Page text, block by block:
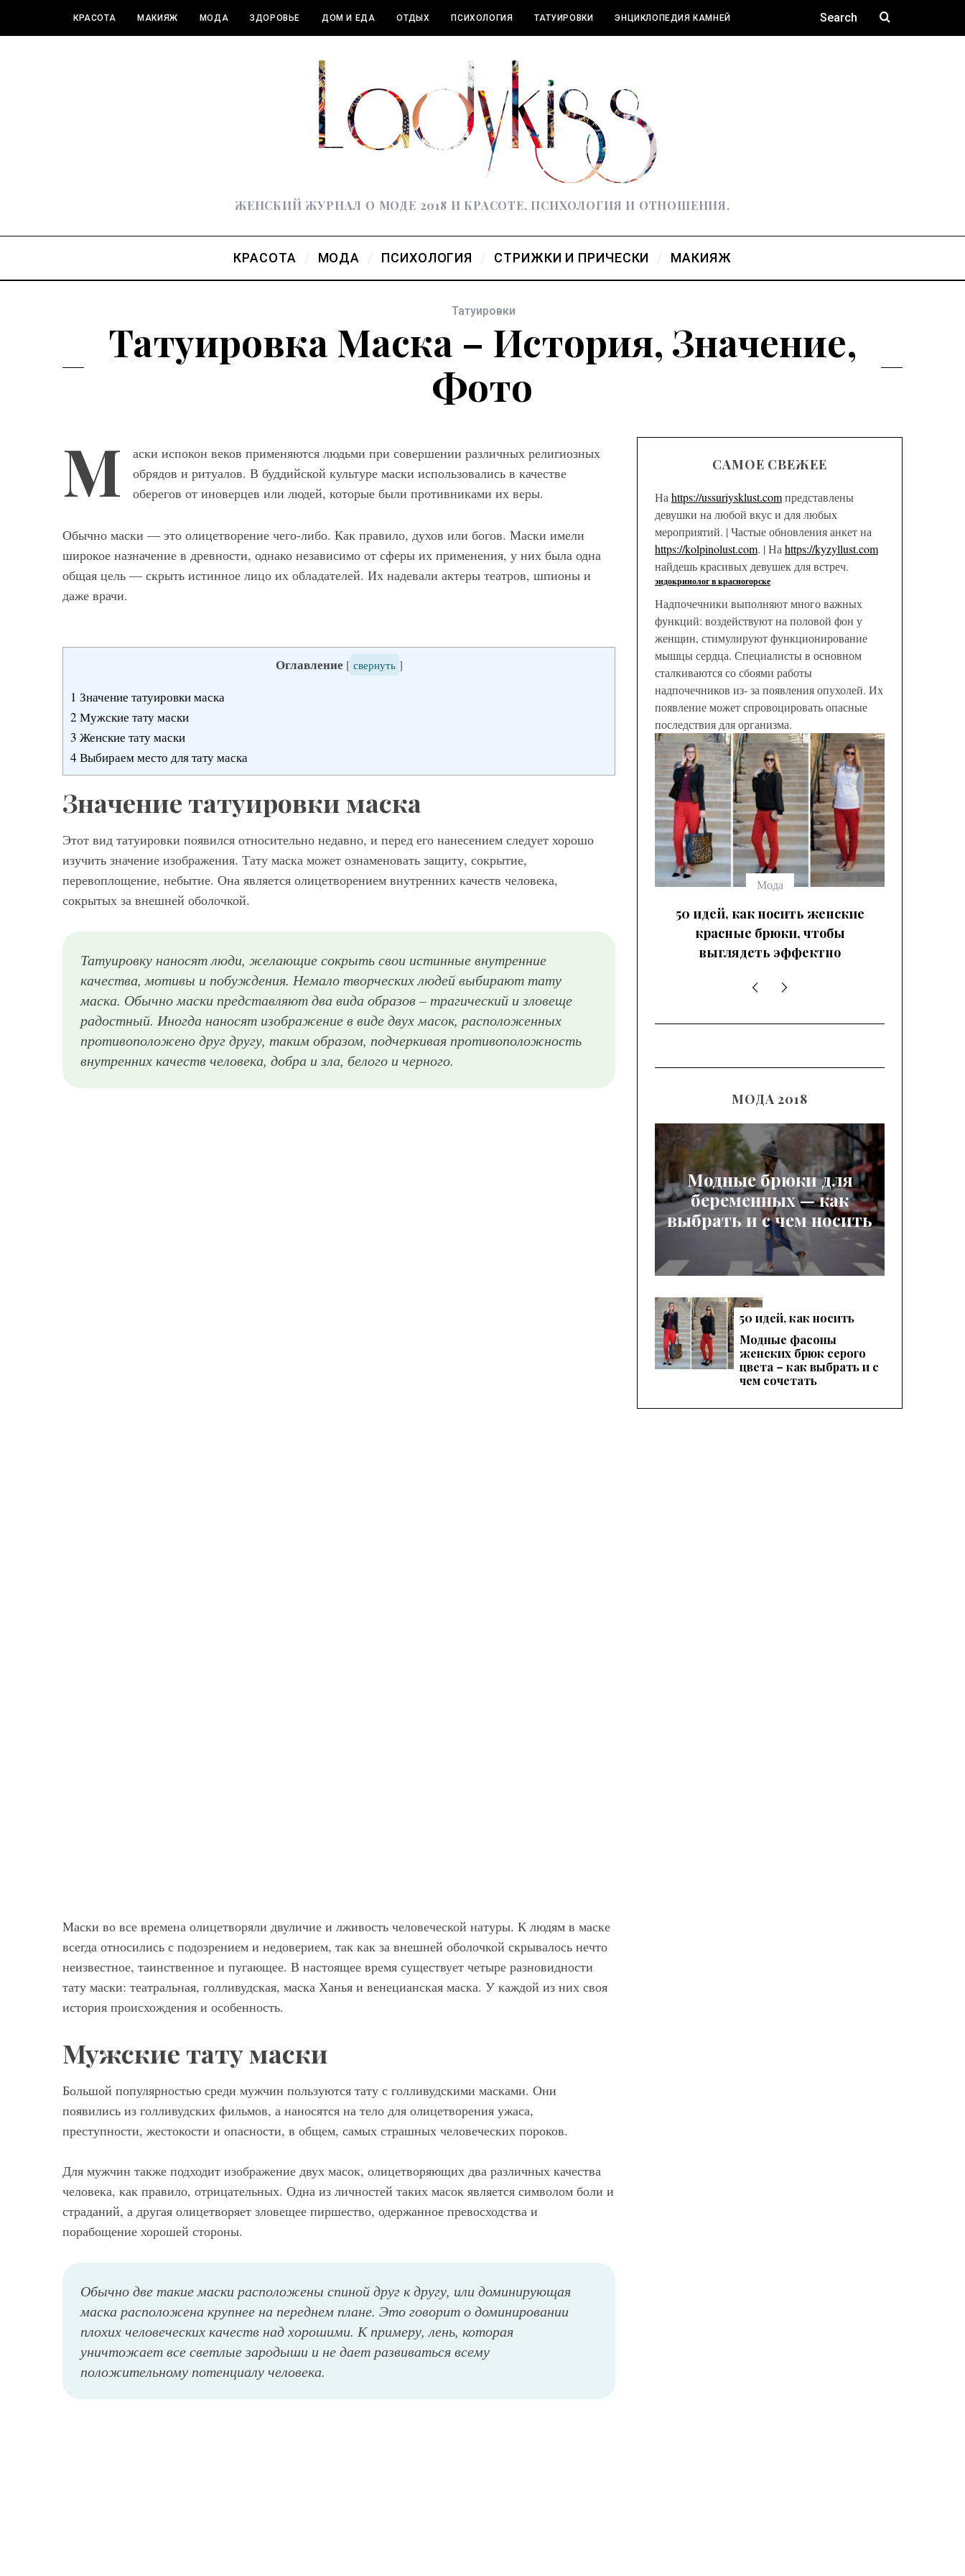
КРАСОТА МАКИЯЖ МОДА ЗДОРОВЬЕ ДОМ И ЕДА ОТДЫХ ПСИХОЛОГИЯ ТАТУИРОВКИ ЭНЦИКЛОПЕДИЯ КАМНЕЙ
ЖЕНСКИЙ ЖУРНАЛ О МОДЕ 2018 И КРАСОТЕ, ПСИХОЛОГИЯ И ОТНОШЕНИЯ.
КРАСОТА МОДА ПСИХОЛОГИЯ СТРИЖКИ И ПРИЧЕСКИ МАКИЯЖ
Татуировки
Татуировка Маска – История, Значение,
Фото
М
аски испокон веков применяются людьми при совершении различных религиозных
обрядов и ритуалов. В буддийской культуре маски использовались в качестве
оберегов от иноверцев или людей, которые были противниками их веры.
Обычно маски — это олицетворение чего-либо. Как правило, духов или богов. Маски имели
широкое назначение в древности, однако независимо от сферы их применения, у них была одна
общая цель — скрыть истинное лицо их обладателей. Их надевали актеры театров, шпионы и
даже врачи.
Оглавление [ свернуть ]
1 Значение татуировки маска
2 Мужские тату маски
3 Женские тату маски
4 Выбираем место для тату маска
Значение татуировки маска
Этот вид татуировки появился относительно недавно, и перед его нанесением следует хорошо
изучить значение изображения. Тату маска может ознаменовать защиту, сокрытие,
перевоплощение, небытие. Она является олицетворением внутренних качеств человека,
сокрытых за внешней оболочкой.
Татуировку наносят люди, желающие сокрыть свои истинные внутренние
качества, мотивы и побуждения. Немало творческих людей выбирают тату
маска. Обычно маски представляют два вида образов – трагический и зловеще
радостный. Иногда наносят изображение в виде двух масок, расположенных
противоположено друг другу, таким образом, подчеркивая противоположность
внутренних качеств человека, добра и зла, белого и черного.
Мужская татуировка улыбающаяся маска на груди
Маски во все времена олицетворяли двуличие и лживость человеческой натуры. К людям в маске
всегда относились с подозрением и недоверием, так как за внешней оболочкой скрывалось нечто
неизвестное, таинственное и пугающее. В настоящее время существует четыре разновидности
тату маски: театральная, голливудская, маска Ханья и венецианская маска. У каждой из них своя
история происхождения и особенность.
Мужские тату маски
Большой популярностью среди мужчин пользуются тату с голливудскими масками. Они
появились из голливудских фильмов, а наносятся на тело для олицетворения ужаса,
преступности, жестокости и опасности, в общем, самых страшных человеческих пороков.
Для мужчин также подходит изображение двух масок, олицетворяющих два различных качества
человека, как правило, отрицательных. Одна из личностей таких масок является символом боли и
страданий, а другая олицетворяет зловещее пиршество, одержанное превосходства и
порабощение хорошей стороны.
Обычно две такие маски расположены спиной друг к другу, или доминирующая
маска расположена крупнее на переднем плане. Это говорит о доминировании
плохих человеческих качеств над хорошими. К примеру, лень, которая
уничтожает все светлые зародыши и не дает развиваться всему
положительному потенциалу человека.
САМОЕ СВЕЖЕЕ
На https://ussuriysklust.comпредставлены
девушки на любой вкус и для любых
мероприятий. | Частые обновления анкет на
https://kolpinolust.com. | На https://kyzyllust.com
найдешь красивых девушек для встреч.
эндокринолог в красногорске
Надпочечники выполняют много важных
функций: воздействуют на половой фон у
женщин, стимулируют функционирование
мышцы сердца. Специалисты в основном
сталкиваются со сбоями работы
надпочечников из- за появления опухолей. Их
появление может спровоцировать опасные
последствия для организма.
Модные фасоны женских
брюк серого цвета – как
выбрать и с чем сочетать
Мода Мода
50 идей, как носить женские
красные брюки, чтобы
выглядеть эффектно
МОДА 2018
Модные брюки для
беременных — как
выбрать и с чем носить
50 идей, как носить
брюки, чтобы
выглядеть эффектно
Модные фасоны
женских брюк серого
цвета – как выбрать и с
чем сочетать